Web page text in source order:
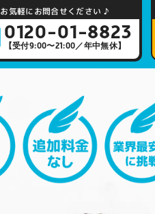
お気軽にお問合せください ♪
0120-01-8823
【受付9:00〜21:00／年中無休】